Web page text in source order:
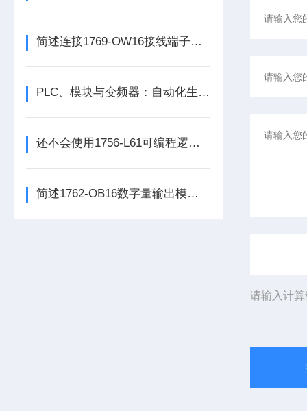
简述连接1769-OW16接线端子所需要注意的事项
PLC、模块与变频器：自动化生产的核心动力组合
还不会使用1756-L61可编程逻辑控制器？进来看
简述1762-OB16数字量输出模块的科学定期维护机制
请输入计